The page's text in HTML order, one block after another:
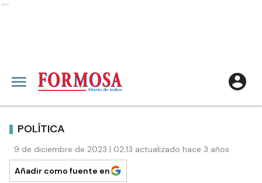
Ads
POLÍTICA
9 de diciembre de 2023 | 02:13 actualizado hace 3 años
Añadir como fuente en